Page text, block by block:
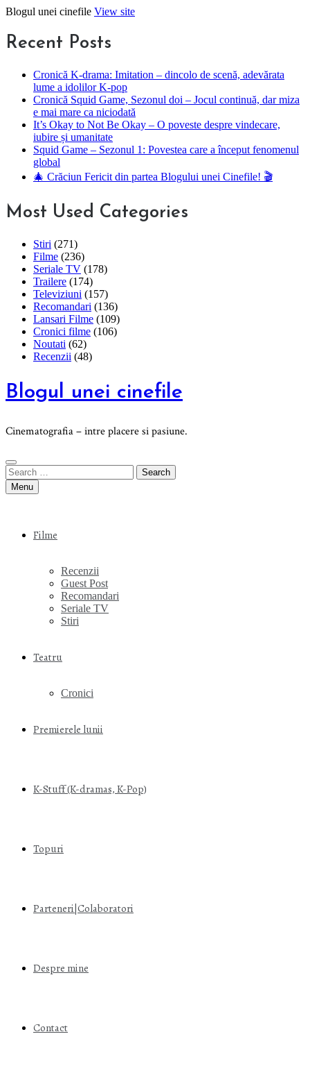
Skip
content
Blogul unei cinefile View site
Recent Posts
Cronică K-drama: Imitation – dincolo de scenă, adevărata
lume a idolilor K-pop
Cronică Squid Game, Sezonul doi – Jocul continuă, dar miza
e mai mare ca niciodată
It’s Okay to Not Be Okay – O poveste despre vindecare,
iubire și umanitate
Squid Game – Sezonul 1: Povestea care a început fenomenul
global
🎄 Crăciun Fericit din partea Blogului unei Cinefile! 🎬
Most Used Categories
Stiri (271)
Filme (236)
Seriale TV (178)
Trailere (174)
Televiziuni (157)
Recomandari (136)
Lansari Filme (109)
Cronici filme (106)
Noutati (62)
Recenzii (48)
Blogul unei cinefile
Cinematografia – intre placere si pasiune.
Search
for:Menu
Filme
Recenzii
Guest Post
Recomandari
Seriale TV
Stiri
Teatru
Cronici
Premierele lunii
K-Stuff (K-dramas, K-Pop)
Topuri
Parteneri|Colaboratori
Despre mine
Contact